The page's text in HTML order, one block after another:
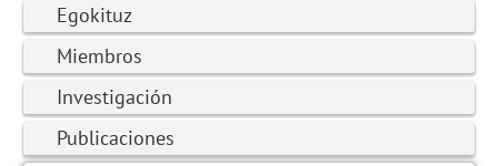
Egokituz
Miembros
Investigación
Publicaciones